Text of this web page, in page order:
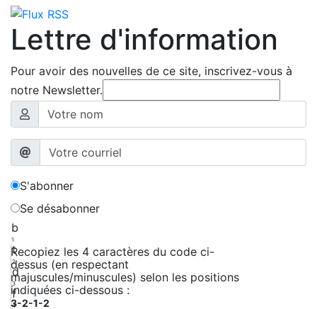
Lettre d'information
Pour avoir des nouvelles de ce site, inscrivez-vous à
notre Newsletter.
S'abonner
Se désabonner
b
1
t
2
d
3
f
4
Recopiez les 4 caractères du code ci-
dessus (en respectant
majuscules/minuscules) selon les positions
indiquées ci-dessous :
3-2-1-2